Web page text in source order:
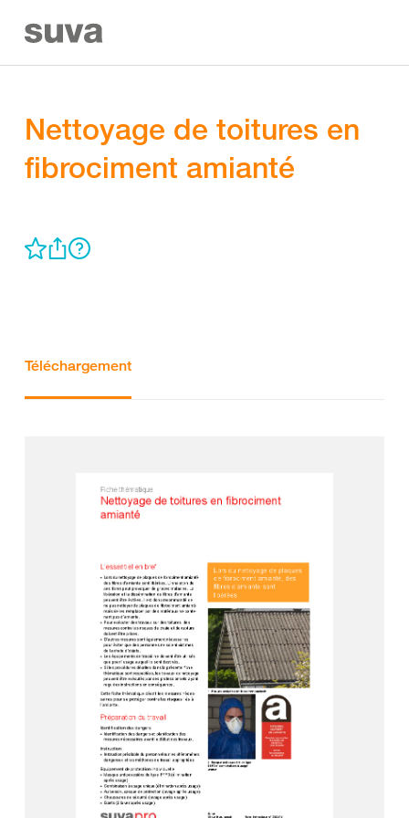
Nettoyage de toitures en
fibrociment amianté
Téléchargement